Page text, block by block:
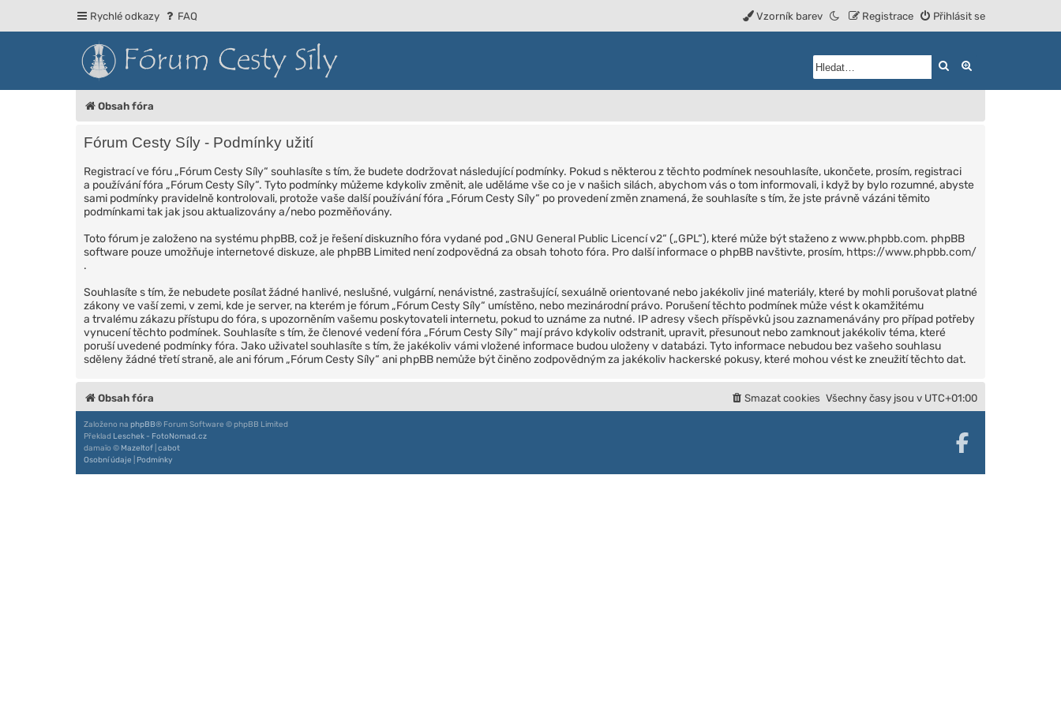
Rychlé odkazy FAQ Přihlásit se
Registrace
Vzorník barev
Hledat
Obsah fóra
Fórum Cesty Síly - Podmínky užití
Registrací ve fóru „Fórum Cesty Síly“ souhlasíte s tím, že budete dodržovat následující podmínky. Pokud s některou z těchto podmínek nesouhlasíte, ukončete, prosím, registraci
a používání fóra „Fórum Cesty Síly“. Tyto podmínky můžeme kdykoliv změnit, ale uděláme vše co je v našich silách, abychom vás o tom informovali, i když by bylo rozumné, abyste
sami podmínky pravidelně kontrolovali, protože vaše další používání fóra „Fórum Cesty Síly“ po provedení změn znamená, že souhlasíte s tím, že jste právně vázáni těmito
podmínkami tak jak jsou aktualizovány a/nebo pozměňovány.
Toto fórum je založeno na systému phpBB, což je řešení diskuzního fóra vydané pod „GNU General Public Licencí v2“ („GPL“), které může být staženo zwww.phpbb.com. phpBB
software pouze umožňuje internetové diskuze, ale phpBB Limited není zodpovědná za obsah tohoto fóra. Pro další informace o phpBB navštivte, prosím, https://www.phpbb.com/
.
Souhlasíte s tím, že nebudete posílat žádné hanlivé, neslušné, vulgární, nenávistné, zastrašující, sexuálně orientované nebo jakékoliv jiné materiály, které by mohli porušovat platné
zákony ve vaší zemi, v zemi, kde je server, na kterém je fórum „Fórum Cesty Síly“ umístěno, nebo mezinárodní právo. Porušení těchto podmínek může vést k okamžitému
a trvalému zákazu přístupu do fóra, s upozorněním vašemu poskytovateli internetu, pokud to uznáme za nutné. IP adresy všech příspěvků jsou zaznamenávány pro případ potřeby
vynucení těchto podmínek. Souhlasíte s tím, že členové vedení fóra „Fórum Cesty Síly“ mají právo kdykoliv odstranit, upravit, přesunout nebo zamknout jakékoliv téma, které
poruší uvedené podmínky fóra. Jako uživatel souhlasíte s tím, že jakékoliv vámi vložené informace budou uloženy v databázi. Tyto informace nebudou bez vašeho souhlasu
sděleny žádné třetí straně, ale ani fórum „Fórum Cesty Síly“ ani phpBB nemůže být činěno zodpovědným za jakékoliv hackerské pokusy, které mohou vést ke zneužití těchto dat.
Obsah fóra Všechny časy jsou v UTC+01:00
Smazat cookies
Založeno na phpBB® Forum Software © phpBB Limited
Překlad Leschek - FotoNomad.cz
damaïo © Mazeltof cabot
Osobní údaje
Podmínky